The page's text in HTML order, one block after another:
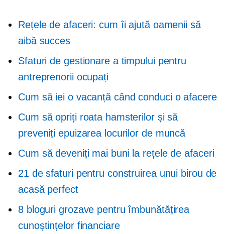
Rețele de afaceri: cum îi ajută oamenii să
aibă succes
Sfaturi de gestionare a timpului pentru
antreprenorii ocupați
Cum să iei o vacanță când conduci o afacere
Cum să opriți roata hamsterilor și să
preveniți epuizarea locurilor de muncă
Cum să deveniți mai buni la rețele de afaceri
21 de sfaturi pentru construirea unui birou de
acasă perfect
8 bloguri grozave pentru îmbunătățirea
cunoștințelor financiare